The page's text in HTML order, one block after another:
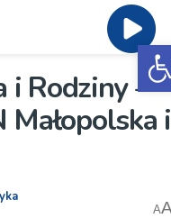
i Rodziny –
i
A